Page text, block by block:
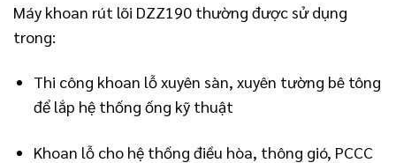
Máy khoan rút lõi DZZ190 thường được sử dụng
trong:
Thi công khoan lỗ xuyên sàn, xuyên tường bê tông
để lắp hệ thống ống kỹ thuật
Khoan lỗ cho hệ thống điều hòa, thông gió, PCCC